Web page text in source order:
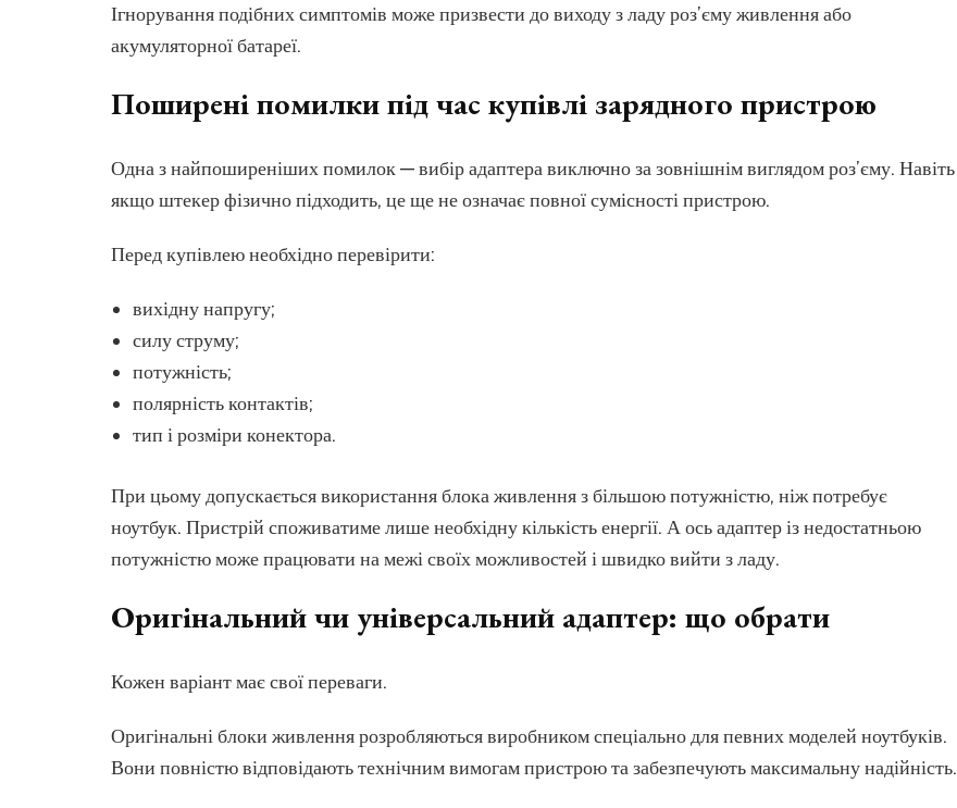
Ігнорування подібних симптомів може призвести до виходу з ладу роз’єму живлення або
акумуляторної батареї.
Поширені помилки під час купівлі зарядного пристрою
Одна з найпоширеніших помилок — вибір адаптера виключно за зовнішнім виглядом роз’єму. Навіть
якщо штекер фізично підходить, це ще не означає повної сумісності пристрою.
Перед купівлею необхідно перевірити:
вихідну напругу;
силу струму;
потужність;
полярність контактів;
тип і розміри конектора.
При цьому допускається використання блока живлення з більшою потужністю, ніж потребує
ноутбук. Пристрій споживатиме лише необхідну кількість енергії. А ось адаптер із недостатньою
потужністю може працювати на межі своїх можливостей і швидко вийти з ладу.
Оригінальний чи універсальний адаптер: що обрати
Кожен варіант має свої переваги.
Оригінальні блоки живлення розробляються виробником спеціально для певних моделей ноутбуків.
Вони повністю відповідають технічним вимогам пристрою та забезпечують максимальну надійність.